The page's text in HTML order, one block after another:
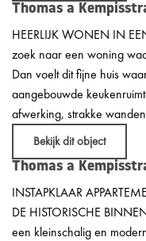
Thomas a
HEERLIJK WONEN IN
zoek naar een woning
Dan voelt dit fijne huis
aangebouwde
afwerking, strakke
Bekijk dit object
Thomas a
INSTAPKLAAR
DE HISTORISCHE
een kleinschalig en